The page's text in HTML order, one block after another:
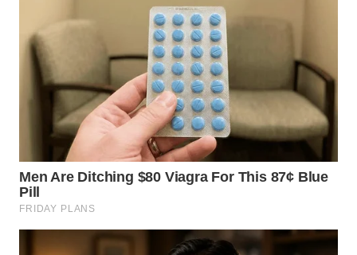
NUSANTARA
WN
JOGJA
JATIM
WN
BALI